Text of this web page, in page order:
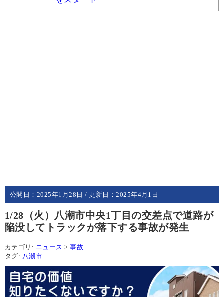
公開日： 2025年1月28日 / 更新日：2025年4月1日
1/28（火）八潮市中央1丁目の交差点で道路が
陥没してトラックが落下する事故が発生
カテゴリ: ニュース >事故
タグ: 八潮市